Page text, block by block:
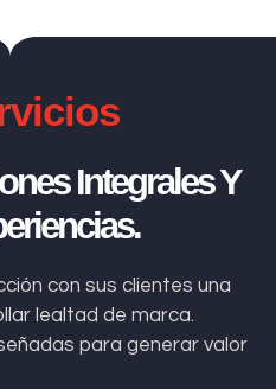
Integrales Y
con sus clientes una
lealtad de marca.
para generar valor